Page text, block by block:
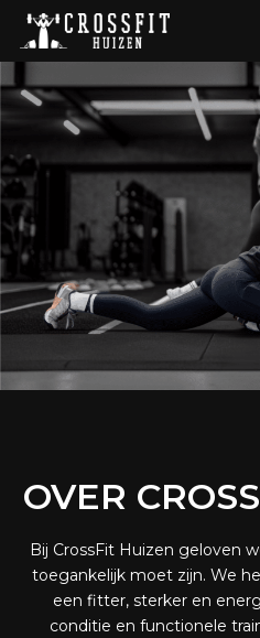
OVER
Bij CrossFit Huizen geloven
toegankelijk moet zijn. We
een fitter, sterker en
conditie en functionele